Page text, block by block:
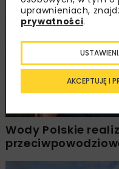
Wody Polskie
uprawnieniach,
prywatności.
AKCEPTUJĘ I